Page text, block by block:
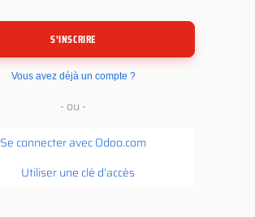
S'INSCRIRE
Vous avez déjà un compte ?
- ou -
Se connecter avec Odoo.com
Utiliser une clé d’accès